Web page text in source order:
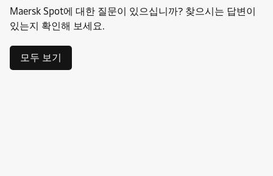
Maersk Spot에 대한 질문이 있으십니까? 찾으시는 답변이
있는지 확인해 보세요.
모두 보기